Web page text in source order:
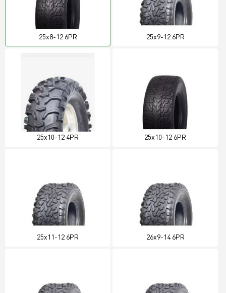
25x8-12 6PR 25x9-12 6PR
25x10-12 4PR 25x10-12 6PR
25x11-12 6PR 26x9-14 6PR